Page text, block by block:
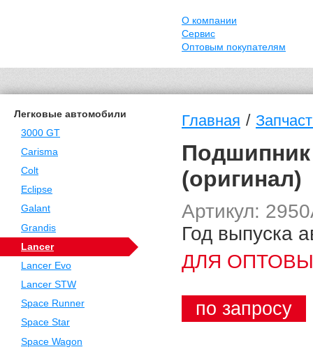
О компании
Сервис
Оптовым покупателям
Легковые автомобили
3000 GT
Carisma
Colt
Eclipse
Galant
Grandis
Lancer
Lancer Evo
Lancer STW
Space Runner
Space Star
Space Wagon
Главная /
(оригинал)
Артикул:
Год выпуска
ДЛЯ
по запросу